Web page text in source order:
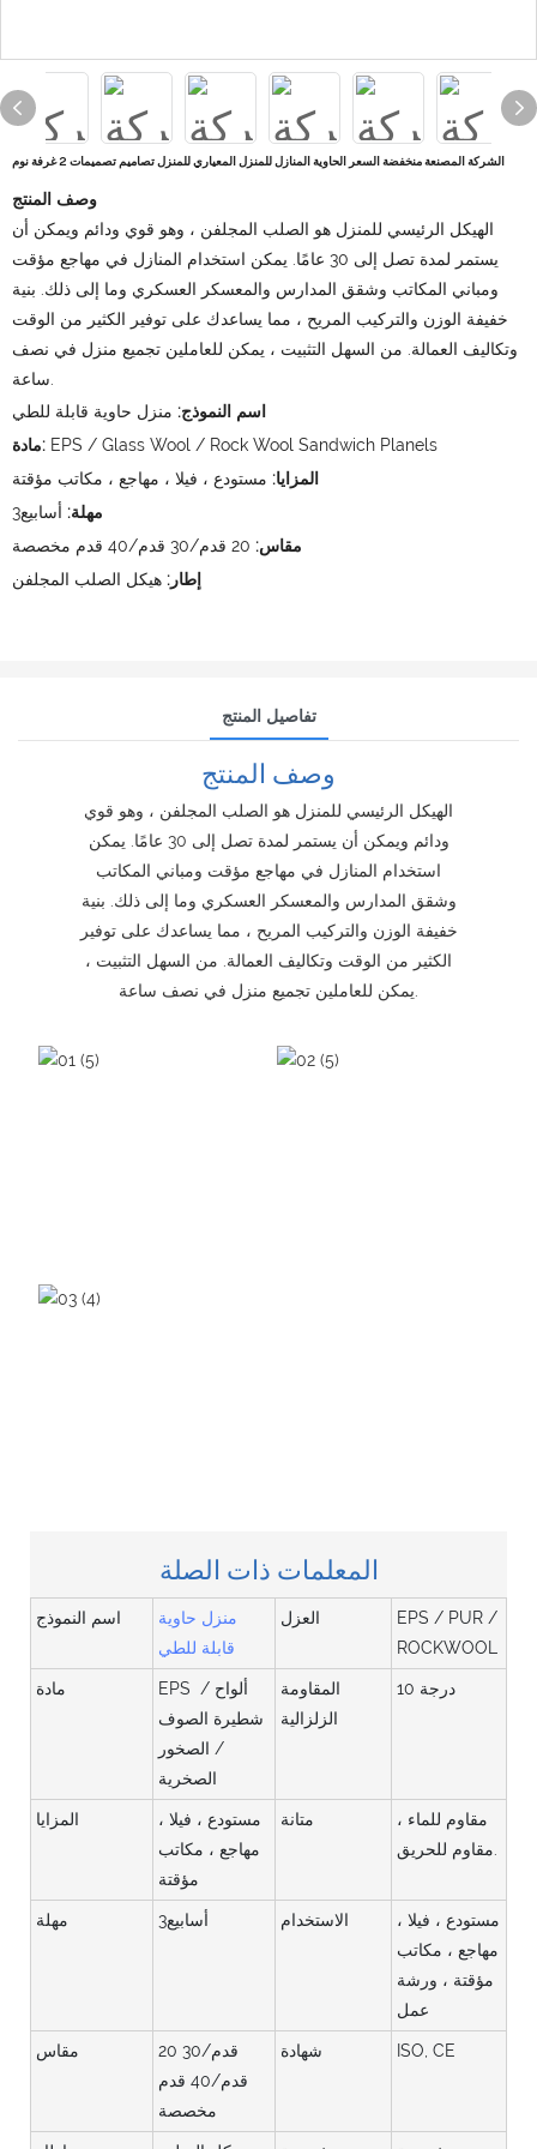
الشركة المصنعة منخفضة السعر الحاوية المنازل للمنزل المعياري للمنزل تصاميم تصميمات 2 غرفة نوم
وصف المنتج
الهيكل الرئيسي للمنزل هو الصلب المجلفن ، وهو قوي ودائم ويمكن أن
يستمر لمدة تصل إلى 30 عامًا. يمكن استخدام المنازل في مهاجع مؤقت
ومباني المكاتب وشقق المدارس والمعسكر العسكري وما إلى ذلك. بنية
خفيفة الوزن والتركيب المريح ، مما يساعدك على توفير الكثير من الوقت
وتكاليف العمالة. من السهل التثبيت ، يمكن للعاملين تجميع منزل في نصف
اسم النموذج: منزل حاوية قابلة للطي
مادة: EPS / Glass Wool / Rock Wool Sandwich Planels
المزايا: مستودع ، فيلا ، مهاجع ، مكاتب مؤقتة
مهلة: أسابيع3
مقاس: 20 قدم/30 قدم/40 قدم مخصصة
إطار: هيكل الصلب المجلفن
تفاصيل المنتج
وصف المنتج
الهيكل الرئيسي للمنزل هو الصلب المجلفن ، وهو قوي
ودائم ويمكن أن يستمر لمدة تصل إلى 30 عامًا. يمكن
استخدام المنازل في مهاجع مؤقت ومباني المكاتب
وشقق المدارس والمعسكر العسكري وما إلى ذلك. بنية
خفيفة الوزن والتركيب المريح ، مما يساعدك على توفير
الكثير من الوقت وتكاليف العمالة. من السهل التثبيت ،
المعلمات ذات الصلة
اسم النموذج
منزل حاوية
قابلة للطي
العزل
EPS / PUR /
ROCKWOOL
مادة
EPS / ألواح
شطيرة الصوف
/ الصخور
الصخرية
المقاومة
الزلزالية
درجة 10
المزايا
مستودع ، فيلا ،
مهاجع ، مكاتب
مؤقتة
متانة
مقاوم للماء ،
مهلة أسابيع3 الاستخدام
مستودع ، فيلا ،
مهاجع ، مكاتب
مؤقتة ، ورشة
عمل
مقاس
20 قدم/30
قدم/40 قدم
مخصصة
شهادة ISO, CE